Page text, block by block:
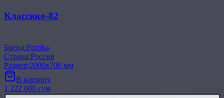
Классико-82
Бренд:Portika
Страна:Россия
Размер:2000x700 мм
В корзину
1 222 000 сум